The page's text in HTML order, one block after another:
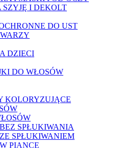
I DEKOLT
DO UST
DZIECI
DO WŁOSÓW
KOLORYZUJĄCE
SPŁUKIWANIA
SPŁUKIWANIEM
PIANCE